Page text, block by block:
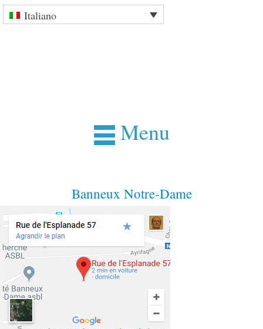
Italiano
Menu
Banneux Notre-Dame